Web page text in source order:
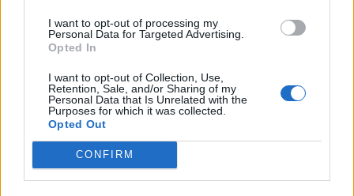
I want to opt-out of processing my
Personal Data for Targeted Advertising.
Opted In
I want to opt-out of Collection, Use,
Retention, Sale, and/or Sharing of my
Personal Data that Is Unrelated with the
Purposes for which it was collected.
Opted Out
CONFIRM
11.9.2023 06:31
10.8.2023 04:47
Získajte viac informácií o Dermocentrum.sk